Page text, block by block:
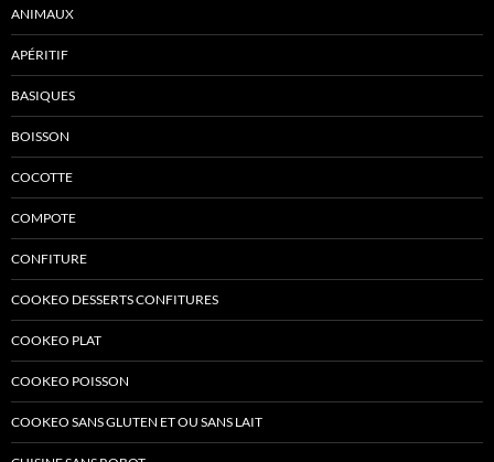
ANIMAUX
APÉRITIF
BASIQUES
BOISSON
COCOTTE
COMPOTE
CONFITURE
COOKEO DESSERTS CONFITURES
COOKEO PLAT
COOKEO POISSON
COOKEO SANS GLUTEN ET OU SANS LAIT